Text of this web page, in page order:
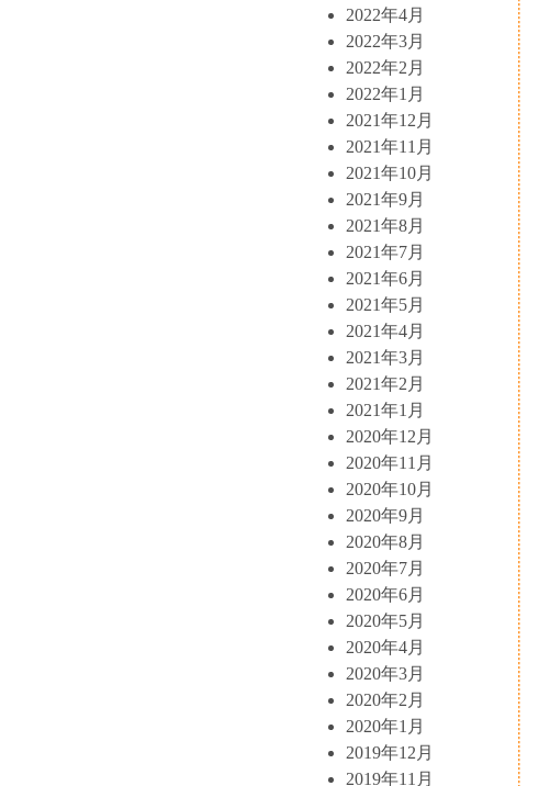
2022年4月
2022年3月
2022年2月
2022年1月
2021年12月
2021年11月
2021年10月
2021年9月
2021年8月
2021年7月
2021年6月
2021年5月
2021年4月
2021年3月
2021年2月
2021年1月
2020年12月
2020年11月
2020年10月
2020年9月
2020年8月
2020年7月
2020年6月
2020年5月
2020年4月
2020年3月
2020年2月
2020年1月
2019年12月
2019年11月